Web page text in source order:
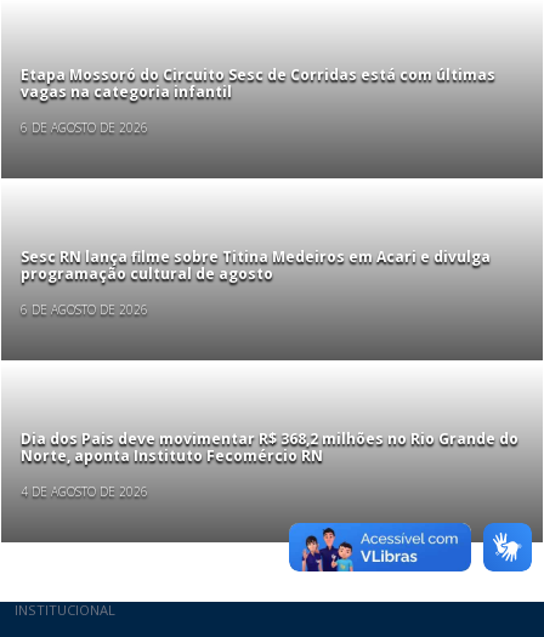
Etapa Mossoró do Circuito Sesc de Corridas está com últimas
vagas na categoria infantil
6 DE AGOSTO DE 2026
Sesc RN lança filme sobre Titina Medeiros em Acari e divulga
programação cultural de agosto
6 DE AGOSTO DE 2026
Dia dos Pais deve movimentar R$ 368,2 milhões no Rio Grande do
Norte, aponta Instituto Fecomércio RN
4 DE AGOSTO DE 2026
Mapa do site
INSTITUCIONAL